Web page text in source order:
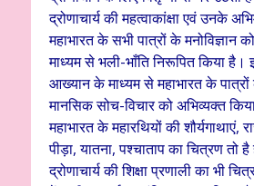
द्रोणाचार्य की महत्वाकांक्षा एवं उनके
महाभारत के सभी पात्रों के मनोविज्ञान
माध्यम से भली-भाँति निरूपित किया है।
आख्यान के माध्यम से महाभारत के
मानसिक सोच-विचार को अभिव्यक्त
महाभारत के महारथियों की शौर्यगाथाएं,
पीड़ा, यातना, पश्चाताप का चित्रण तो
द्रोणाचार्य की शिक्षा प्रणाली का भी